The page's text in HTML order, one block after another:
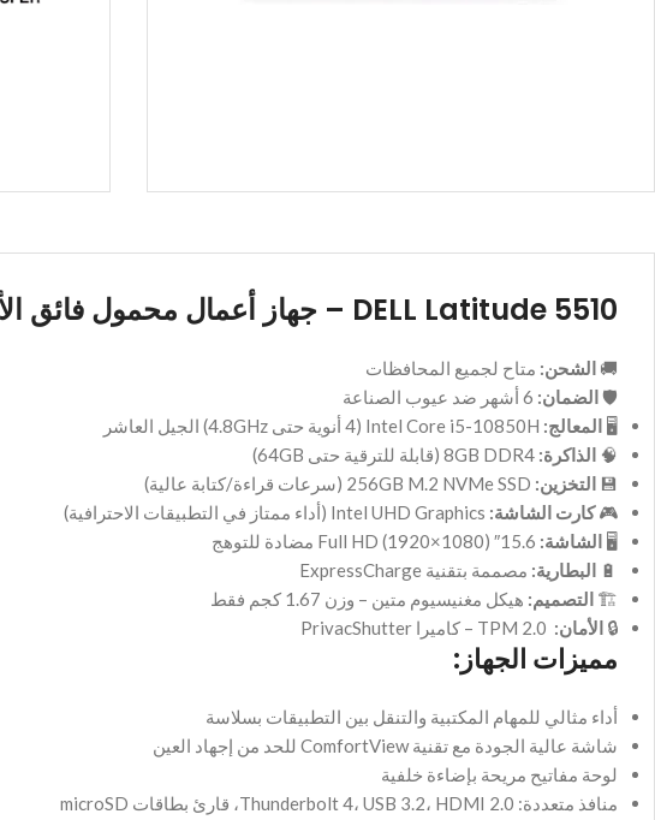
DELL Latitude 5510 – جهاز أعمال محمول فائق الأداء
🚚 الشحن: متاح لجميع المحافظات
🛡️الضمان:
🖥️ المعالج:
🧠 الذاكرة:
💾 التخزين:
🎮 كارت الشاشة:
🖥️ الشاشة:
🔋 البطارية: مصممة بتقنية ExpressCharge
🏗️ التصميم: هيكل مغنيسيوم متين – وزن 1.67 كجم فقط
🔒 الأمان:
مميزات الجهاز:
أداء مثالي للمهام المكتبية والتنقل بين التطبيقات بسلاسة
شاشة عالية الجودة مع تقنية ComfortView للحد من إجهاد العين
لوحة مفاتيح مريحة بإضاءة خلفية
منافذ متعددة: Thunderbolt 4، USB 3.2، HDMI 2.0، قارئ بطاقات microSD